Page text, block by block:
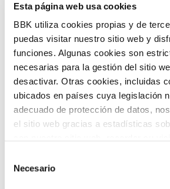
Esta página web usa cookies
BBK utiliza cookies propias y de
puedas visitar nuestro sitio web y
funciones. Algunas cookies son
necesarias para la gestión del sitio
desactivar. Otras cookies, incluidas
ubicados en países cuya legislación
adecuado de protección de datos,
el sitio web gracias a estadísticas
el uso que haga del sitio web con
Necesario
VOLVER
COMPARTIR